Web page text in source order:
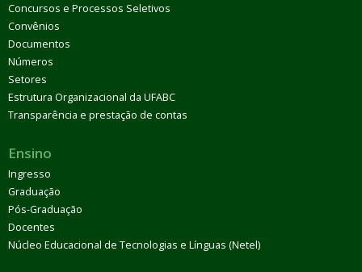
Concursos e Processos Seletivos
Convênios
Documentos
Números
Setores
Estrutura Organizacional da UFABC
Transparência e prestação de contas
Ensino
Ingresso
Graduação
Pós-Graduação
Docentes
Núcleo Educacional de Tecnologias e Línguas (Netel)